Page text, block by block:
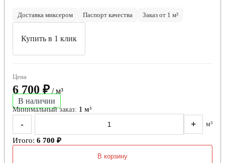
Доставка миксером Паспорт качества Заказ от 1 м³
Купить в 1 клик
Цена
6 700 ₽ / м³
В наличии
Минимальный заказ: 1 м³
- + м³
Итого: 6 700 ₽
В корзину